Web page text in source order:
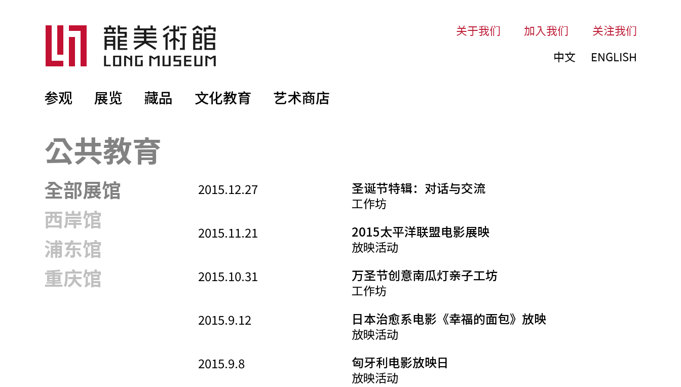
参观 展览 藏品 文化教育 艺术商店
关于我们 加入我们 关注我们
中文 ENGLISH
公共教育
全部展馆
西岸馆
浦东馆
重庆馆
2015.12.27 圣诞节特辑：对话与交流
工作坊
2015.11.21 2015太平洋联盟电影展映
放映活动
2015.10.31 万圣节创意南瓜灯亲子工坊
工作坊
2015.9.12 日本治愈系电影《幸福的面包》放映
放映活动
2015.9.8 匈牙利电影放映日
放映活动